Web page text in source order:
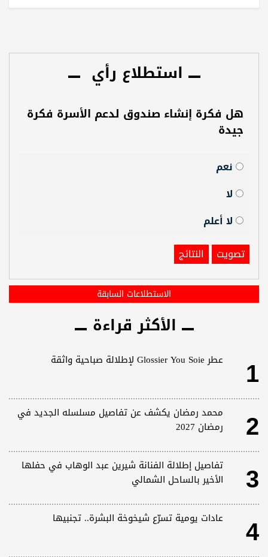
استطلاع رأي
هل فكرة إنشاء صندوق لدعم الأسرة فكرة
جيدة
نعم
لا
لا أعلم
تصويت
النتائج
الاستطلاعات السابقة
الأكثر قراءة
1 عطر Glossier You Soie لإطلالة صباحية واثقة
2
محمد رمضان يكشف عن تفاصيل مسلسله الجديد في
رمضان 2027
3
تفاصيل إطلالة الفنانة شيرين عبد الوهاب في حفلها
الأخير بالساحل الشمالي
4 عادات يومية تسرّع شيخوخة البشرة.. تجنبيها